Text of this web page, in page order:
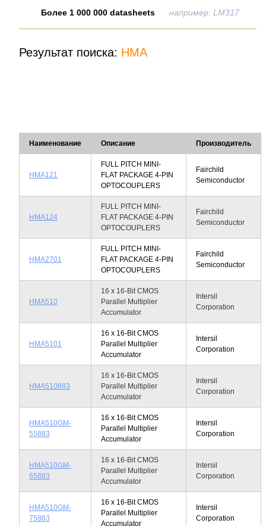
Более 1 000 000 datasheets например: LM317
Результат поиска: HMA
Наименование Описание Производитель
HMA121
FULL PITCH MINI-
FLAT PACKAGE 4-PIN
OPTOCOUPLERS
Fairchild
Semiconductor
HMA124
FULL PITCH MINI-
FLAT PACKAGE 4-PIN
OPTOCOUPLERS
Fairchild
Semiconductor
HMA2701
FULL PITCH MINI-
FLAT PACKAGE 4-PIN
OPTOCOUPLERS
Fairchild
Semiconductor
HMA510
16 x 16-Bit CMOS
Parallel Multiplier
Accumulator
Intersil
Corporation
HMA5101
16 x 16-Bit CMOS
Parallel Multiplier
Accumulator
Intersil
Corporation
HMA510883
16 x 16-Bit CMOS
Parallel Multiplier
Accumulator
Intersil
Corporation
HMA510GM-
55883
16 x 16-Bit CMOS
Parallel Multiplier
Accumulator
Intersil
Corporation
HMA510GM-
65883
16 x 16-Bit CMOS
Parallel Multiplier
Accumulator
Intersil
Corporation
HMA510GM-
75883
16 x 16-Bit CMOS
Parallel Multiplier
Accumulator
Intersil
Corporation